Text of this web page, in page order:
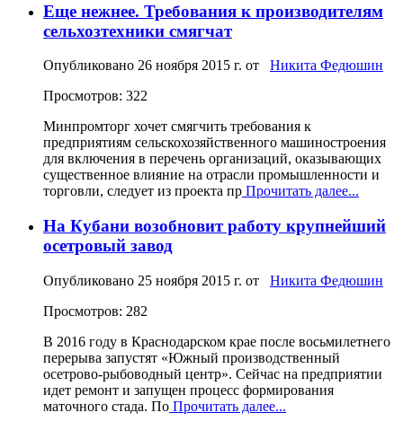
Еще нежнее. Требования к производителям
сельхозтехники смягчат
Опубликовано 26 ноября 2015 г. от Никита Федюшин
Просмотров: 322
Минпромторг хочет смягчить требования к
предприятиям сельскохозяйственного машиностроения
для включения в перечень организаций, оказывающих
существенное влияние на отрасли промышленности и
торговли, следует из проекта пр Прочитать далее...
На Кубани возобновит работу крупнейший
осетровый завод
Опубликовано 25 ноября 2015 г. от Никита Федюшин
Просмотров: 282
В 2016 году в Краснодарском крае после восьмилетнего
перерыва запустят «Южный производственный
осетрово-рыбоводный центр». Сейчас на предприятии
идет ремонт и запущен процесс формирования
маточного стада. По Прочитать далее...